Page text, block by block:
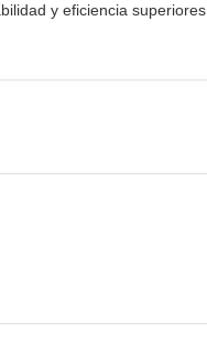
y eficiencia superiores.